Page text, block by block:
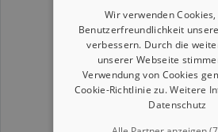
Wir verwenden
Benutzerfreundlichkeit
verbessern. Durch die
unserer Webseite
Verwendung von Cookies
Cookie-Richtlinie zu.Weitere
Datenschutz